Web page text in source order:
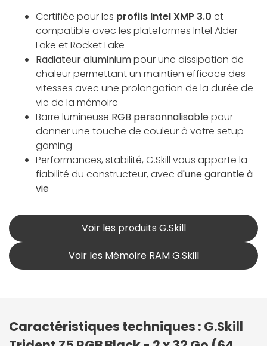
Certifiée pour les profils Intel XMP 3.0 et
compatible avec les plateformes Intel Alder
Lake et Rocket Lake
Radiateur aluminiumpour une dissipation de
chaleur permettant un maintien efficace des
vitesses avec une prolongation de la durée de
vie de la mémoire
Barre lumineuse RGB personnalisablepour
donner une touche de couleur à votre setup
gaming
Performances, stabilité, G.Skill vous apporte la
fiabilité du constructeur, avec d'une garantie à
vie
Voir les produits G.Skill
Voir les Mémoire RAM G.Skill
Caractéristiques techniques : G.Skill